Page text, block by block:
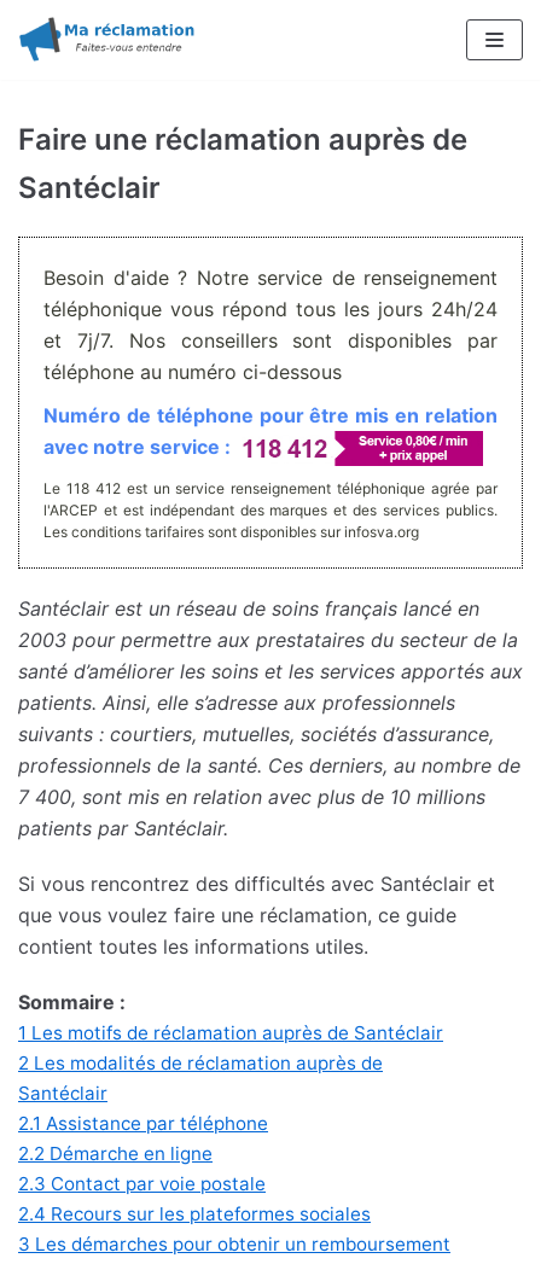
Aller
contenu
Faire une réclamation auprès de
Santéclair
Besoin d'aide ? Notre service de renseignement
téléphonique vous répond tous les jours 24h/24
et 7j/7. Nos conseillers sont disponibles par
téléphone au numéro ci-dessous
Numéro de téléphone pour être mis en relation
avec notre service :
Le 118 412 est un service renseignement téléphonique agrée par
l'ARCEP et est indépendant des marques et des services publics.
Les conditions tarifaires sont disponibles sur infosva.org
Santéclair est un réseau de soins français lancé en
2003 pour permettre aux prestataires du secteur de la
santé d’améliorer les soins et les services apportés aux
patients. Ainsi, elle s’adresse aux professionnels
suivants : courtiers, mutuelles, sociétés d’assurance,
professionnels de la santé. Ces derniers, au nombre de
7 400, sont mis en relation avec plus de 10 millions
patients par Santéclair.
Si vous rencontrez des difficultés avec Santéclair et
que vous voulez faire une réclamation, ce guide
contient toutes les informations utiles.
Sommaire :
1 Les motifs de réclamation auprès de Santéclair
2 Les modalités de réclamation auprès de
Santéclair
2.1 Assistance par téléphone
2.2 Démarche en ligne
2.3 Contact par voie postale
2.4 Recours sur les plateformes sociales
3 Les démarches pour obtenir un remboursement